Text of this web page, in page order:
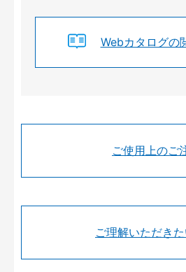
Webカタログの
ご使用上のご
ご理解いただき